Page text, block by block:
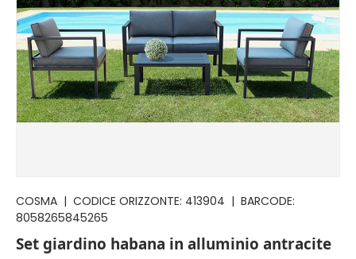
COSMA | CODICE ORIZZONTE: 413904 | BARCODE:
8058265845265
Set giardino habana in alluminio antracite